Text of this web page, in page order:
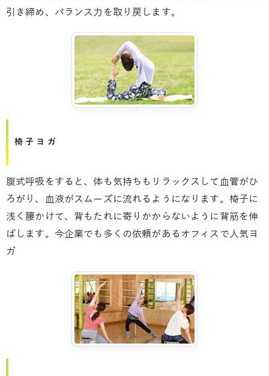
引き締め、バランス力を取り戻します。
椅子ヨガ
腹式呼吸をすると、体も気持ちもリラックスして血管がひ
ろがり、血液がスムーズに流れるようになります。椅子に
浅く腰かけて、背もたれに寄りかからないように背筋を伸
ばします。今企業でも多くの依頼があるオフィスで人気ヨ
ガ